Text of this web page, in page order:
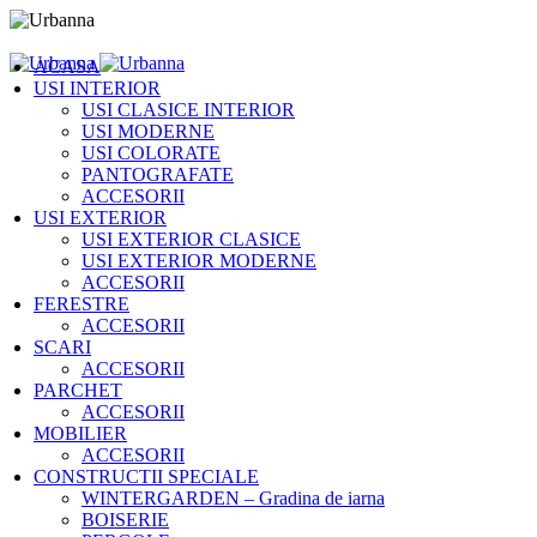
ACASA
USI INTERIOR
USI CLASICE INTERIOR
USI MODERNE
USI COLORATE
PANTOGRAFATE
ACCESORII
USI EXTERIOR
USI EXTERIOR CLASICE
USI EXTERIOR MODERNE
ACCESORII
FERESTRE
ACCESORII
SCARI
ACCESORII
PARCHET
ACCESORII
MOBILIER
ACCESORII
CONSTRUCTII SPECIALE
WINTERGARDEN – Gradina de iarna
BOISERIE